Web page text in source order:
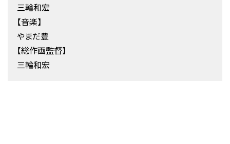
三輪和宏
【音楽】
やまだ豊
【総作画監督】
三輪和宏